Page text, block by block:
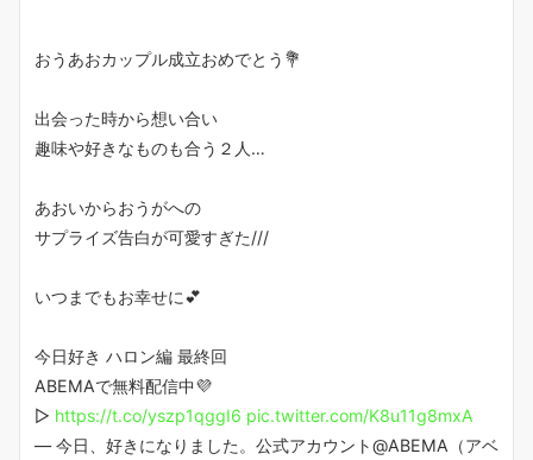
おうあおカップル成立おめでとう💐
出会った時から想い合い
趣味や好きなものも合う２人…
あおいからおうがへの
サプライズ告白が可愛すぎた///
いつまでもお幸せに💕
今日好き ハロン編 最終回
ABEMAで無料配信中💜
▷ https://t.co/yszp1qggI6 pic.twitter.com/K8u11g8mxA
— 今日、好きになりました。公式アカウント@ABEMA（アベ